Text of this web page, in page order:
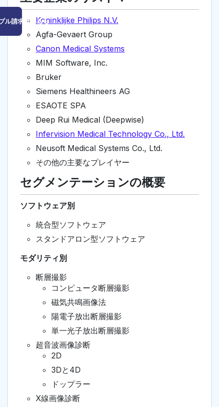
ル請求はこちらKoninklijke Philips N.V.
Agfa-Gevaert Group
Canon Medical Systems
MIM Software, Inc.
Bruker
Siemens Healthineers AG
ESAOTE SPA
Deep Rui Medical (Deepwise)
Infervision Medical Technology Co., Ltd.
Neusoft Medical Systems Co., Ltd.
その他の主要なプレイヤー
セグメンテーションの概要
ソフトウェア別
統合型ソフトウェア
スタンドアロン型ソフトウェア
モダリティ別
断層撮影
コンピュータ断層撮影
磁気共鳴画像法
陽電子放出断層撮影
単一光子放出断層撮影
超音波画像診断
2D
3Dと4D
ドップラー
X線画像診断